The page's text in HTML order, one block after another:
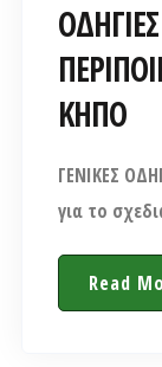
ΚΗΠΟ
ΓΕΝΙΚΕΣ
για το
Read